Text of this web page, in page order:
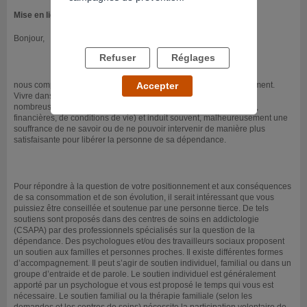
Mise en ligne le 18/12/2013
Bonjour,
nous comprenons vos questionnements quant à votre positionnement.
Vivre dans l’entourage d’une personne se droguant soulève de
nombreuses questions (relationnelles, de santé, professionnelles,
financières, de conditions de vie) et induit souvent, malheureusement une
souffrance de ne savoir ou de ne pouvoir intervenir de manière plus
satisfaisante pour libérer la personne de sa dépendance.
Pour répondre à la question de votre positionnement et aux conséquences
de sa consommation et de son évolution, il serait intéressant que vous
puissiez être conseillée et soutenue par une personne tierce. De tels
soutiens sont proposés dans des centres de soins en addictologie
(CSAPA) par des professionnels spécialisés sur la question de la
dépendance. Des psychologues et/ou des travailleurs sociaux proposent
un soutien aux familles et personnes proches. Il existe différentes formes
d’accompagnement. Il peut s’agir de soutien individuel, familial ou dans un
groupe d’entraide et de parole. Le soutien individuel est généralement
apporté par un psychologue et vous est proposé le temps qui vous est
nécessaire. Le soutien familial ou la thérapie familiale (selon les
Refuser Réglages
Accepter